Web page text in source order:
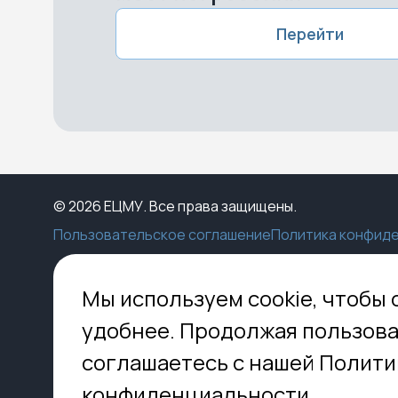
Перейти
© 2026 ЕЦМУ. Все права защищены.
Пользовательское соглашениеПолитика
Каталог Конструктор
Блог
Помощь
Контакты
Пункты выдачи
Оплата
Установка
Гид по кладбищам
8
Мы используем cookie, чтобы
удобнее. Продолжая
соглашаетесь с нашей